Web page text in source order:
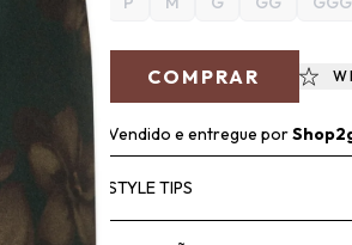
COMPRAR
Vendido e entregue por
STYLE TIPS